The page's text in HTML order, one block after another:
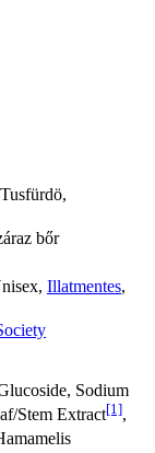
bőr
Illatmentes,
Sodium
Stem Extract[1],